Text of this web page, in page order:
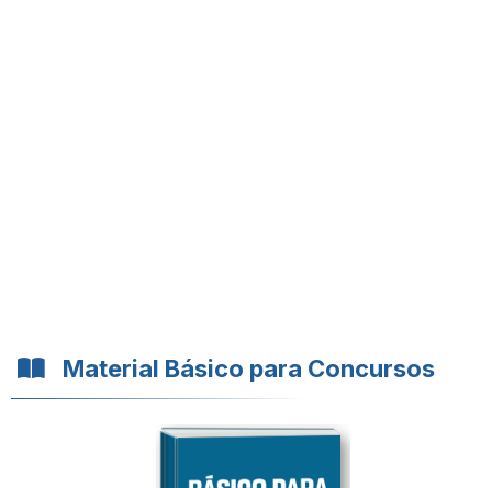
Material Básico para Concursos